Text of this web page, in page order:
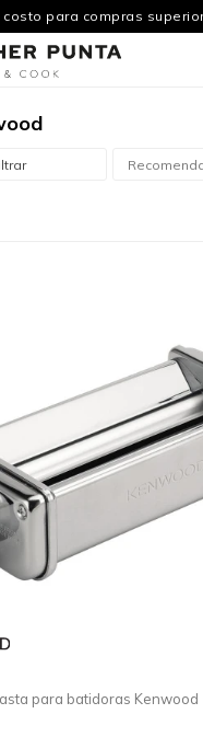
para compras
para batidoras Kenwood